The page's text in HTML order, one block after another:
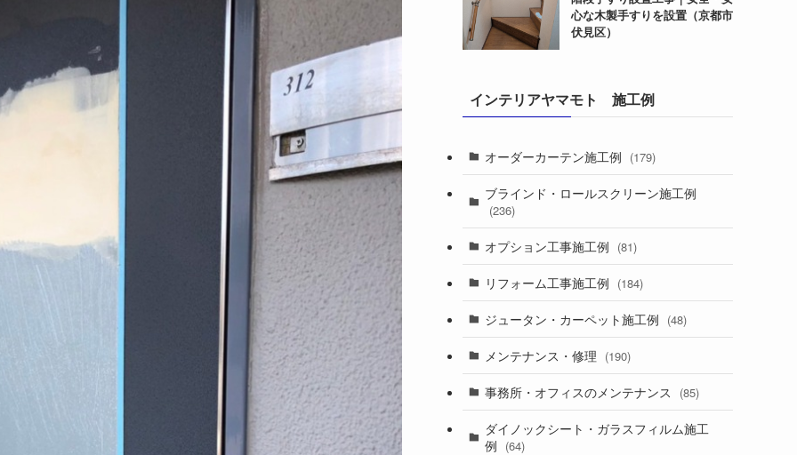
心な木製手すりを設置（京都市
伏見区）
インテリアヤマモト 施工例
オーダーカーテン施工例 (179)
ブラインド・ロールスクリーン施工例
(236)
オプション工事施工例 (81)
リフォーム工事施工例 (184)
ジュータン・カーペット施工例 (48)
メンテナンス・修理 (190)
事務所・オフィスのメンテナンス (85)
ダイノックシート・ガラスフィルム施工
例 (64)